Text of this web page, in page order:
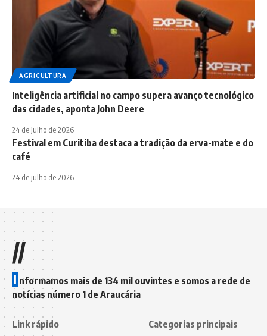
AGRICULTURA
Inteligência artificial no campo supera avanço tecnológico
das cidades, aponta John Deere
24 de julho de 2026
Festival em Curitiba destaca a tradição da erva-mate e do
café
24 de julho de 2026
//
I nformamos mais de 134 mil ouvintes e somos a rede de
notícias número 1 de Araucária
Link rápido Categorias principais